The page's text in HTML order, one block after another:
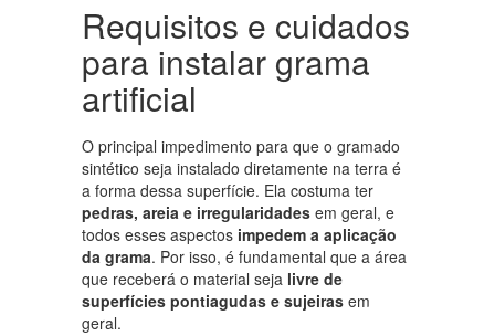
Requisitos e cuidados
para instalar grama
artificial
O principal impedimento para que o gramado
sintético seja instalado diretamente na terra é
a forma dessa superfície. Ela costuma ter
pedras, areia e irregularidades em geral, e
todos esses aspectos impedem a aplicação
da grama. Por isso, é fundamental que a área
que receberá o material seja livre de
superfícies pontiagudas e sujeiras em
geral.